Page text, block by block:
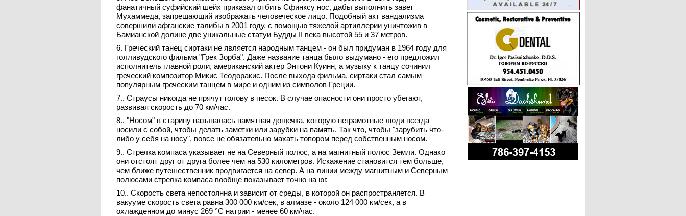
фанатичный суфийский шейх приказал отбить Сфинксу нос, дабы выполнить завет
Мухаммеда, запрещающий изображать человеческое лицо. Подобный акт вандализма
совершили афганские талибы в 2001 году, с помощью тяжелой артиллерии уничтожив в
Бамианской долине две уникальные статуи Будды II века высотой 55 и 37 метров.
6. Греческий танец сиртаки не является народным танцем - он был придуман в 1964 году для
голливудского фильма "Грек Зорба". Даже название танца было выдумано - его предложил
исполнитель главной роли, американский актер Энтони Куинн, а музыку к танцу сочинил
греческий композитор Микис Теодоракис. После выхода фильма, сиртаки стал самым
популярным греческим танцем в мире и одним из символов Греции.
7.. Страусы никогда не прячут голову в песок. В случае опасности они просто убегают,
развивая скорость до 70 км/час.
8.. "Носом" в старину называлась памятная дощечка, которую неграмотные люди всегда
носили с собой, чтобы делать заметки или зарубки на память. Так что, чтобы "зарубить что-
либо у себя на носу", вовсе не обязательно махать топором перед собственным носом.
9.. Стрелка компаса указывает не на Северный полюс, а на магнитный полюс Земли. Однако
они отстоят друг от друга более чем на 530 километров. Искажение становится тем больше,
чем ближе путешественник продвигается на север. А на линии между магнитным и Северным
полюсами стрелка компаса вообще показывает точно на юг.
10.. Скорость света непостоянна и зависит от среды, в которой он распространяется. В
вакууме скорость света равна 300 000 км/сек, в алмазе - около 124 000 км/сек, а в
охлажденном до минус 269 °C натрии - менее 60 км/час.